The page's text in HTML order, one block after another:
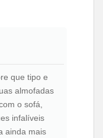
que tipo e
almofadas
o sofá,
infalíveis
ainda mais